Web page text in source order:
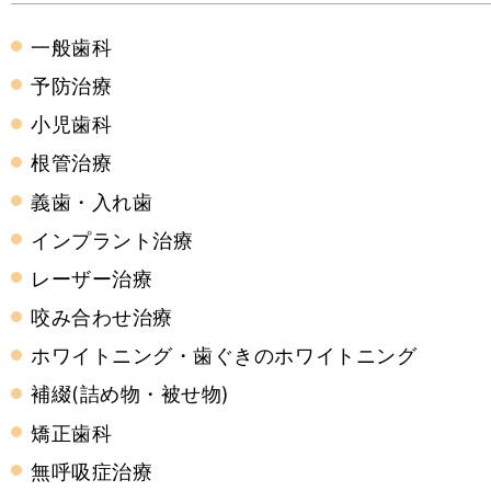
一般歯科
予防治療
小児歯科
根管治療
義歯・入れ歯
インプラント治療
レーザー治療
咬み合わせ治療
ホワイトニング・歯ぐきのホワイトニング
補綴(詰め物・被せ物)
矯正歯科
無呼吸症治療